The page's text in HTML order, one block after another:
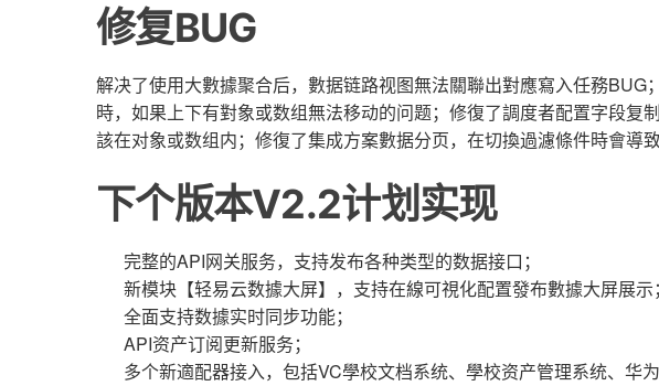
修复BUG
解决了使用大數據聚合后，數据链路视图無法關聯出對應寫入任務BUG
時，如果上下有對象或数组無法移动的问题；修復了調度者配置字段复
該在对象或数组内；修復了集成方案數据分页，在切換過濾條件時會導
下个版本V2.2计划实现
完整的API网关服务，支持发布各种类型的数据接口；
新模块【轻易云数據大屏】，支持在線可視化配置發布數據大屏展示；
全面支持数據实时同步功能；
API资产订阅更新服务；
多个新適配器接入，包括VC學校文档系统、學校资产管理系统、华